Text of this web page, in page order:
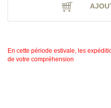
En cette période estivale, les
de votre compréhension